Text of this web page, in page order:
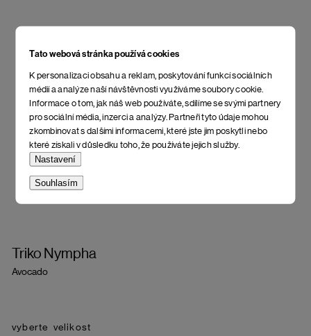
Tato webová stránka používá cookies
K personalizaci obsahu a reklam, poskytování funkcí sociálních
médií a analýze naší návštěvnosti využíváme soubory cookie.
Informace o tom, jak náš web používáte, sdílíme se svými partnery
pro sociální média, inzerci a analýzy. Partneři tyto údaje mohou
zkombinovat s dalšími informacemi, které jste jim poskytli nebo
které získali v důsledku toho, že používáte jejich služby.
Nastavení
Souhlasím
Triko Nympha
Avocado
velikost